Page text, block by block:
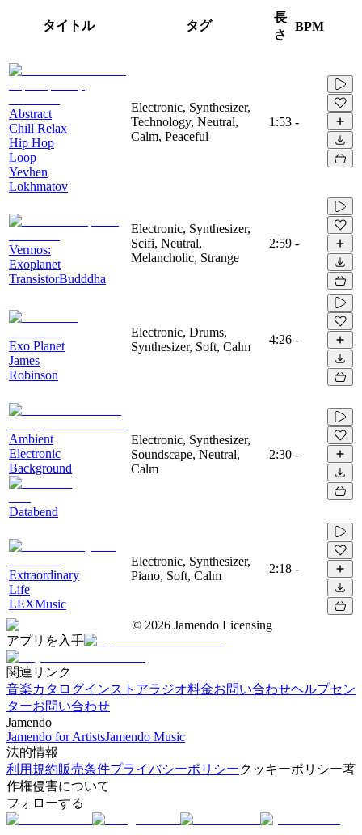
タイトル タグ
長
さ
BPM
Abstract
Chill Relax
Hip Hop
Loop
Yevhen
Lokhmatov
Electronic, Synthesizer,
Technology, Neutral,
Calm, Peaceful
1:53 -
Vermos:
Exoplanet
TransistorBudddha
Electronic, Synthesizer,
Scifi, Neutral,
Melancholic, Strange
2:59 -
Exo Planet
James
Robinson
Electronic, Drums,
Synthesizer, Soft, Calm
4:26 -
Ambient
Electronic
Background
Databend
Electronic, Synthesizer,
Soundscape, Neutral,
Calm
2:30 -
Extraordinary
Life
LEXMusic
Electronic, Synthesizer,
Piano, Soft, Calm
2:18 -
© 2026 Jamendo Licensing
アプリを入手
関連リンク
音楽カタログインストアラジオ料金お問い合わせヘルプセン
ターお問い合わせ
Jamendo
Jamendo for ArtistsJamendo Music
法的情報
利用規約販売条件プライバシーポリシークッキーポリシー著
作権侵害について
フォローする